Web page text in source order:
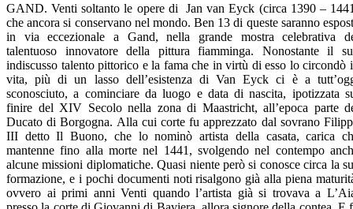
GAND. Venti soltanto le opere di Jan van Eyck (circa 1390 –
che ancora si conservano nel mondo. Ben 13 di queste saranno
in via eccezionale a Gand, nella grande mostra celebrativa
talentuoso innovatore della pittura fiamminga. Nonostante il
indiscusso talento pittorico e la fama che in virtù di esso lo circondò
vita, più di un lasso dell’esistenza di Van Eyck ci è a
sconosciuto, a cominciare da luogo e data di nascita, ipotizzata
finire del XIV Secolo nella zona di Maastricht, all’epoca parte
Ducato di Borgogna. Alla cui corte fu apprezzato dal sovrano
III detto Il Buono, che lo nominò artista della casata, carica
mantenne fino alla morte nel 1441, svolgendo nel contempo
alcune missioni diplomatiche. Quasi niente però si conosce circa la
formazione, e i pochi documenti noti risalgono già alla piena
ovvero ai primi anni Venti quando l’artista già si trovava a